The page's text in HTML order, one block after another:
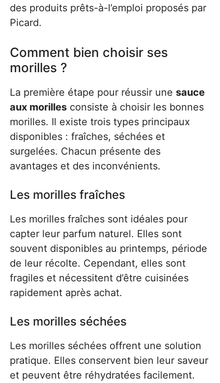
des produits prêts-à-l’emploi proposés par
Picard.
Comment bien choisir ses
morilles ?
La première étape pour réussir une sauce
aux morilles consiste à choisir les bonnes
morilles. Il existe trois types principaux
disponibles : fraîches, séchées et
surgelées. Chacun présente des
avantages et des inconvénients.
Les morilles fraîches
Les morilles fraîches sont idéales pour
capter leur parfum naturel. Elles sont
souvent disponibles au printemps, période
de leur récolte. Cependant, elles sont
fragiles et nécessitent d’être cuisinées
rapidement après achat.
Les morilles séchées
Les morilles séchées offrent une solution
pratique. Elles conservent bien leur saveur
et peuvent être réhydratées facilement.